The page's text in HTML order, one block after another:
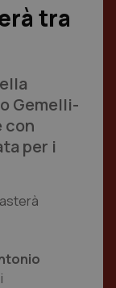
tra
Gemelli-
con
per i